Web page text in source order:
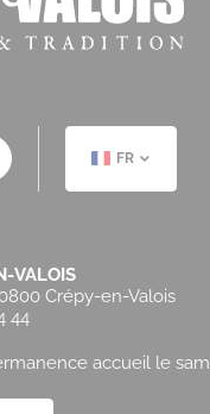
FR
VALOIS
Crépy-en-Valois
44
accueil le